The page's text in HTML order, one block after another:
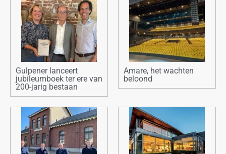
Gulpener lanceert
jubileumboek ter ere van
200-jarig bestaan
Amare, het wachten
beloond